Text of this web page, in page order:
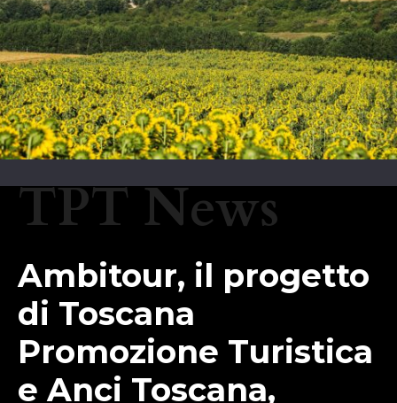
TPT News
Ambitour, il progetto
di Toscana
Promozione Turistica
e Anci Toscana,